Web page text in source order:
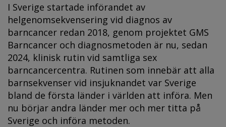
I Sverige startade införandet av
helgenomsekvensering vid diagnos av
barncancer redan 2018, genom projektet GMS
Barncancer och diagnosmetoden är nu, sedan
2024, klinisk rutin vid samtliga sex
barncancercentra. Rutinen som innebär att alla
barnsekvenser vid insjuknandet var Sverige
bland de första länder i världen att införa. Men
nu börjar andra länder mer och mer titta på
Sverige och införa metoden.